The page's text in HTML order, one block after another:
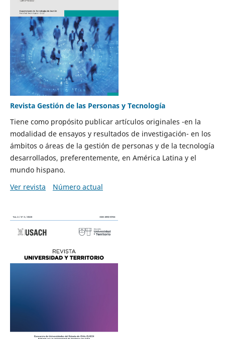
Revista Gestión de las Personas y Tecnología
Tiene como propósito publicar artículos originales -en la
modalidad de ensayos y resultados de investigación- en los
ámbitos o áreas de la gestión de personas y de la tecnología
desarrollados, preferentemente, en América Latina y el
mundo hispano.
Ver revista
Número actual